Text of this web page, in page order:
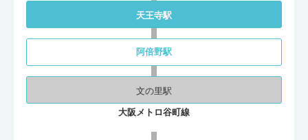
天王寺駅
阿倍野駅
文の里駅
大阪メトロ谷町線